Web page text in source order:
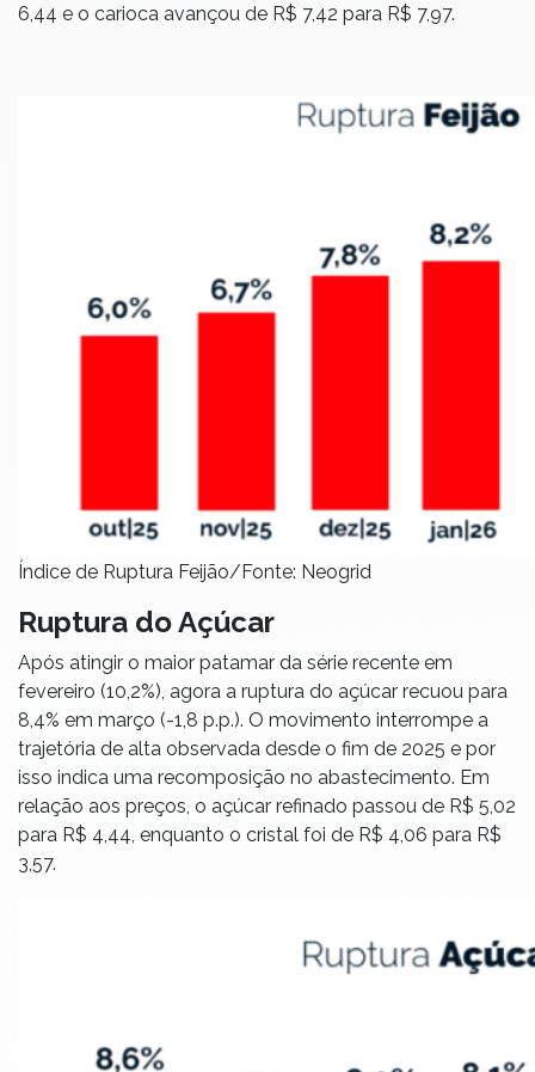
6,44 e o carioca avançou de R$ 7,42 para R$ 7,97.
Índice de Ruptura Feijão/Fonte: Neogrid
Ruptura do Açúcar
Após atingir o maior patamar da série recente em
fevereiro (10,2%), agora a ruptura do açúcar recuou para
8,4% em março (-1,8 p.p.). O movimento interrompe a
trajetória de alta observada desde o fim de 2025 e por
isso indica uma recomposição no abastecimento. Em
relação aos preços, o açúcar refinado passou de R$ 5,02
para R$ 4,44, enquanto o cristal foi de R$ 4,06 para R$
3,57.